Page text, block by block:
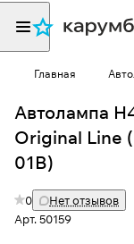
Главная
Автолампа
Original Line
01B)
0
Нет отзывов
Арт.50159